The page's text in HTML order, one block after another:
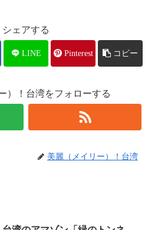
シェアする
LINE Pinterest コピー
）！台湾をフォローする
美麗（メイリー）！台湾